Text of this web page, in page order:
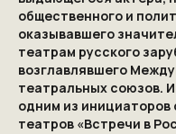
общественного и
оказывавшего
театрам русского
возглавлявшего
театральных союзов.
одним из инициаторов
театров «Встречи в
+7 (925) 007-33-07